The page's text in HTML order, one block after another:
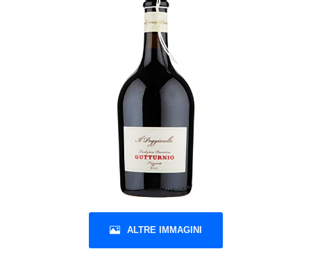
ALTRE IMMAGINI